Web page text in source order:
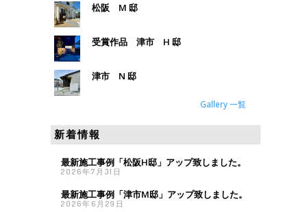
松阪 M 邸
受賞作品 津市 H 邸
津市 N 邸
Gallery 一覧
新着情報
最新施工事例「松阪H邸」アップ致しました。
2026年7月31日
最新施工事例「津市M邸」アップ致しました。
2026年6月29日